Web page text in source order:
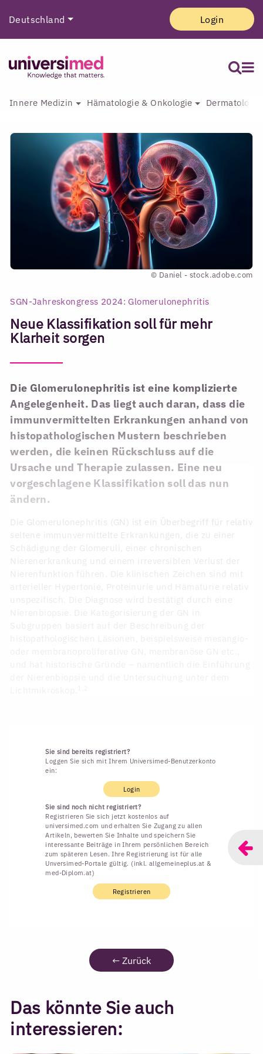
Deutschland Login
Innere Medizin Hämatologie & Onkologie
© Daniel - stock.adobe.com
SGN-Jahreskongress 2024: Glomerulonephritis
Neue Klassifikation soll für mehr
Klarheit sorgen
Die Glomerulonephritis ist eine komplizierte
Angelegenheit. Das liegt auch daran, dass die
immunvermittelten Erkrankungen anhand von
histopathologischen Mustern beschrieben
werden, die keinen Rückschluss auf die
Ursache und Therapie zulassen. Eine neu
vorgeschlagene Klassifikation soll das nun
ändern.
Die Glomerulonephritis (GN) ist ein Überbegriff für relativ
seltene immunvermittelte Erkrankungen, die zu einer
Schädigung der Glomeruli, einer chronischen
Nierenerkrankung und einem irreversiblen Verlust der
Sie sind bereits registriert?
Loggen Sie sich mit Ihrem Universimed-Benutzerkonto
ein:
Login
Sie sind noch nicht registriert?
Registrieren Sie sich jetzt kostenlos auf
universimed.com und erhalten Sie Zugang zu allen
Artikeln, bewerten Sie Inhalte und speichern Sie
interessante Beiträge in Ihrem persönlichen Bereich
zum späteren Lesen. Ihre Registrierung ist für alle
Unversimed-Portale gültig. (inkl. allgemeineplus.at &
med-Diplom.at)
Registrieren
← Zurück
Das könnte Sie auch
interessieren: